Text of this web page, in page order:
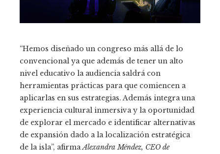
“Hemos diseñado un congreso más allá de lo
convencional ya que además de tener un alto
nivel educativo la audiencia saldrá con
herramientas prácticas para que comiencen a
aplicarlas en sus estrategias. Además integra una
experiencia cultural inmersiva y la oportunidad
de explorar el mercado e identificar alternativas
de expansión dado a la localización estratégica
de la isla”, afirmaAlexandra Méndez, CEO de